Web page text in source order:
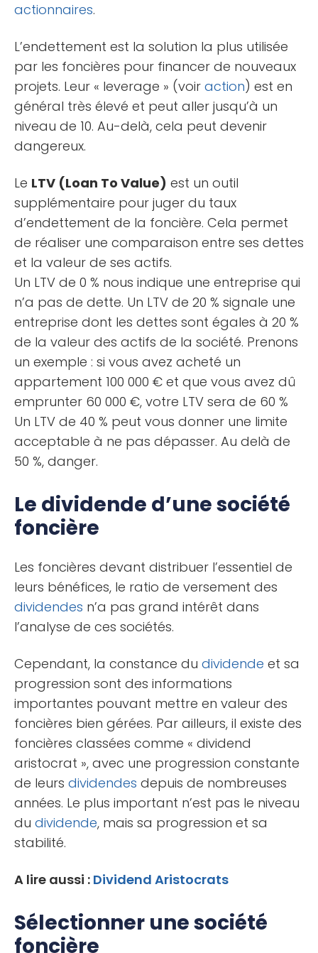
actionnaires.
L’endettement est la solution la plus utilisée
par les foncières pour financer de nouveaux
projets. Leur « leverage » (voir action) est en
général très élevé et peut aller jusqu’à un
niveau de 10. Au-delà, cela peut devenir
dangereux.
Le LTV (Loan To Value) est un outil
supplémentaire pour juger du taux
d’endettement de la foncière. Cela permet
de réaliser une comparaison entre ses dettes
et la valeur de ses actifs.
Un LTV de 0 % nous indique une entreprise qui
n’a pas de dette. Un LTV de 20 % signale une
entreprise dont les dettes sont égales à 20 %
de la valeur des actifs de la société. Prenons
un exemple : si vous avez acheté un
appartement 100 000 € et que vous avez dû
emprunter 60 000 €, votre LTV sera de 60 %
Un LTV de 40 % peut vous donner une limite
acceptable à ne pas dépasser. Au delà de
50 %, danger.
Le dividende d’une société
foncière
Les foncières devant distribuer l’essentiel de
leurs bénéfices, le ratio de versement des
dividendes n’a pas grand intérêt dans
l’analyse de ces sociétés.
Cependant, la constance du dividende et sa
progression sont des informations
importantes pouvant mettre en valeur des
foncières bien gérées. Par ailleurs, il existe des
foncières classées comme « dividend
aristocrat », avec une progression constante
de leurs dividendes depuis de nombreuses
années. Le plus important n’est pas le niveau
du dividende, mais sa progression et sa
stabilité.
A lire aussi : Dividend Aristocrats
Sélectionner une société
foncière